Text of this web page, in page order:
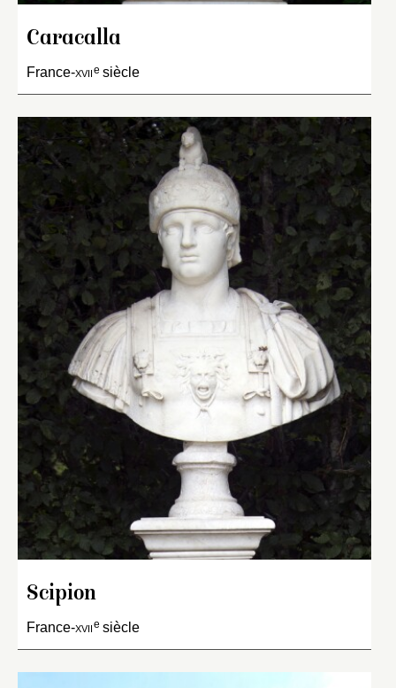
Caracalla
France-xviie siècle
Scipion
France-xviie siècle